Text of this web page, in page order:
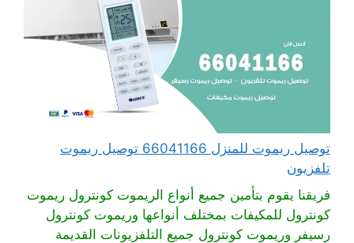
توصيل ريموت للمنزل 66041166 توصيل ريموت
تلفزيون
فريقنا يقوم بتأمين جميع أنواع الريموت كونترول ريموت
كونترول للمكيفات بمختلف أنواعها وريموت كونترول
رسيفر وريموت كونترول جميع التلفزيونات القديمة